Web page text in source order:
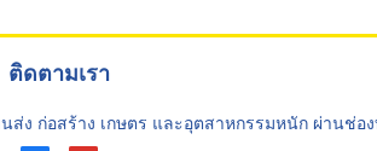
ติดตามเรา
ง ก่อสร้าง เกษตร และอุตสาหกรรมหนัก ผ่านช่อง